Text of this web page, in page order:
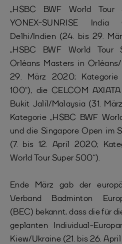
„HSBC BWF World Tour
YONEX-SUNRISE
Delhi/Indien (24. bis 29.
„HSBC BWF World Tour
Orléans Masters in
29. März 2020; Kategorie
100“), die CELCOM
Bukit Jalil/Malaysia (31.
Kategorie „HSBC BWF
und die Singapore Open im
(7. bis 12. April 2020;
World Tour Super 500“).
Ende März gab der
Verband Badminton
(BEC) bekannt, dass die für
geplanten Individual-
Kiew/Ukraine (21. bis 26.